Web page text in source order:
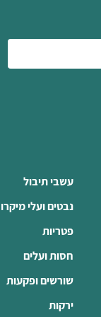
עשבי תיבול
נבטים ועלי מיקרו
פטריות
חסות ועלים
שורשים ופקעות
ירקות